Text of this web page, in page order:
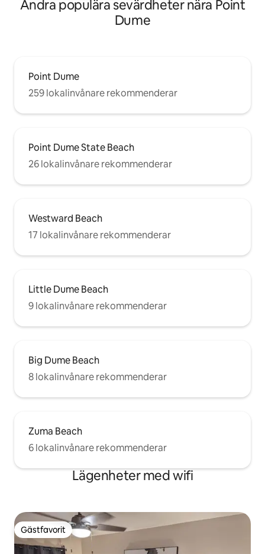
Andra populära sevärdheter nära Point
Dume
Point Dume
259 lokalinvånare rekommenderar
Point Dume State Beach
26 lokalinvånare rekommenderar
Westward Beach
17 lokalinvånare rekommenderar
Little Dume Beach
9 lokalinvånare rekommenderar
Big Dume Beach
8 lokalinvånare rekommenderar
Zuma Beach
6 lokalinvånare rekommenderar
Lägenheter med wifi
Gästfavorit
Gästfavorit